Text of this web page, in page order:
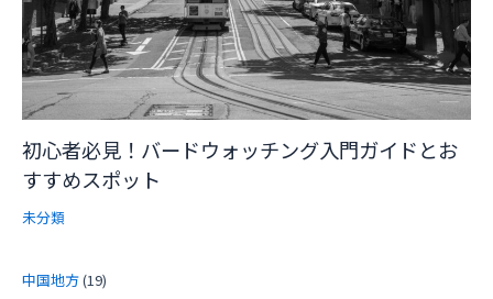
初心者必見！バードウォッチング入門ガイドとお
すすめスポット
未分類
中国地方(19)